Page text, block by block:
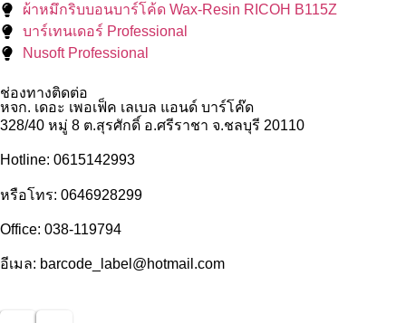
ผ้าหมึกริบบอนบาร์โค้ด Wax-Resin RICOH B115Z
บาร์เทนเดอร์ Professional
Nusoft Professional
ช่องทางติดต่อ
หจก. เดอะ เพอเฟ็ค เลเบล แอนด์ บาร์โค๊ด
328/40 หมู่ 8 ต.สุรศักดิ์ อ.ศรีราชา จ.ชลบุรี 20110
Hotline: 0615142993
หรือโทร: 0646928299
Office: 038-119794
อีเมล: barcode_label@hotmail.com